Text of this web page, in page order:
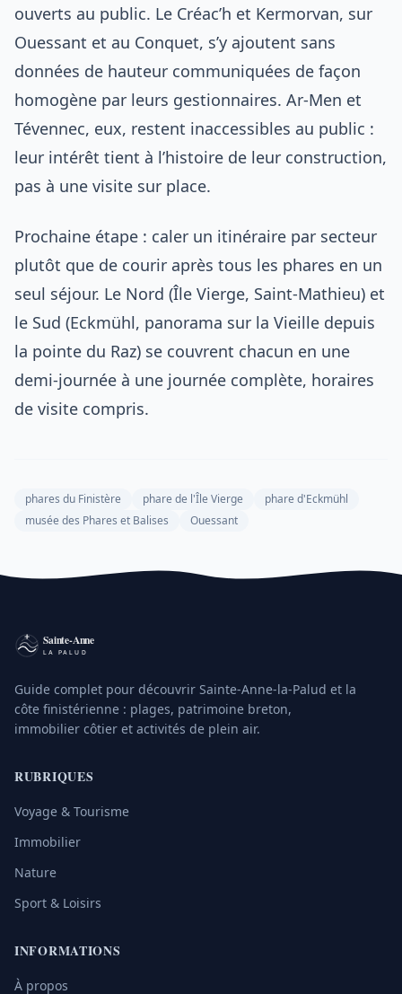
ouverts au public. Le Créac’h et Kermorvan, sur
Ouessant et au Conquet, s’y ajoutent sans
données de hauteur communiquées de façon
homogène par leurs gestionnaires. Ar-Men et
Tévennec, eux, restent inaccessibles au public :
leur intérêt tient à l’histoire de leur construction,
pas à une visite sur place.
Prochaine étape : caler un itinéraire par secteur
plutôt que de courir après tous les phares en un
seul séjour. Le Nord (Île Vierge, Saint-Mathieu) et
le Sud (Eckmühl, panorama sur la Vieille depuis
la pointe du Raz) se couvrent chacun en une
demi-journée à une journée complète, horaires
de visite compris.
phares du Finistère phare de l'Île Vierge
phare d'Eckmühl
musée des Phares et Balises
Ouessant
Guide complet pour découvrir Sainte-Anne-la-Palud et la
côte finistérienne : plages, patrimoine breton,
immobilier côtier et activités de plein air.
RUBRIQUES
Voyage & Tourisme
Immobilier
Nature
Sport & Loisirs
INFORMATIONS
À propos